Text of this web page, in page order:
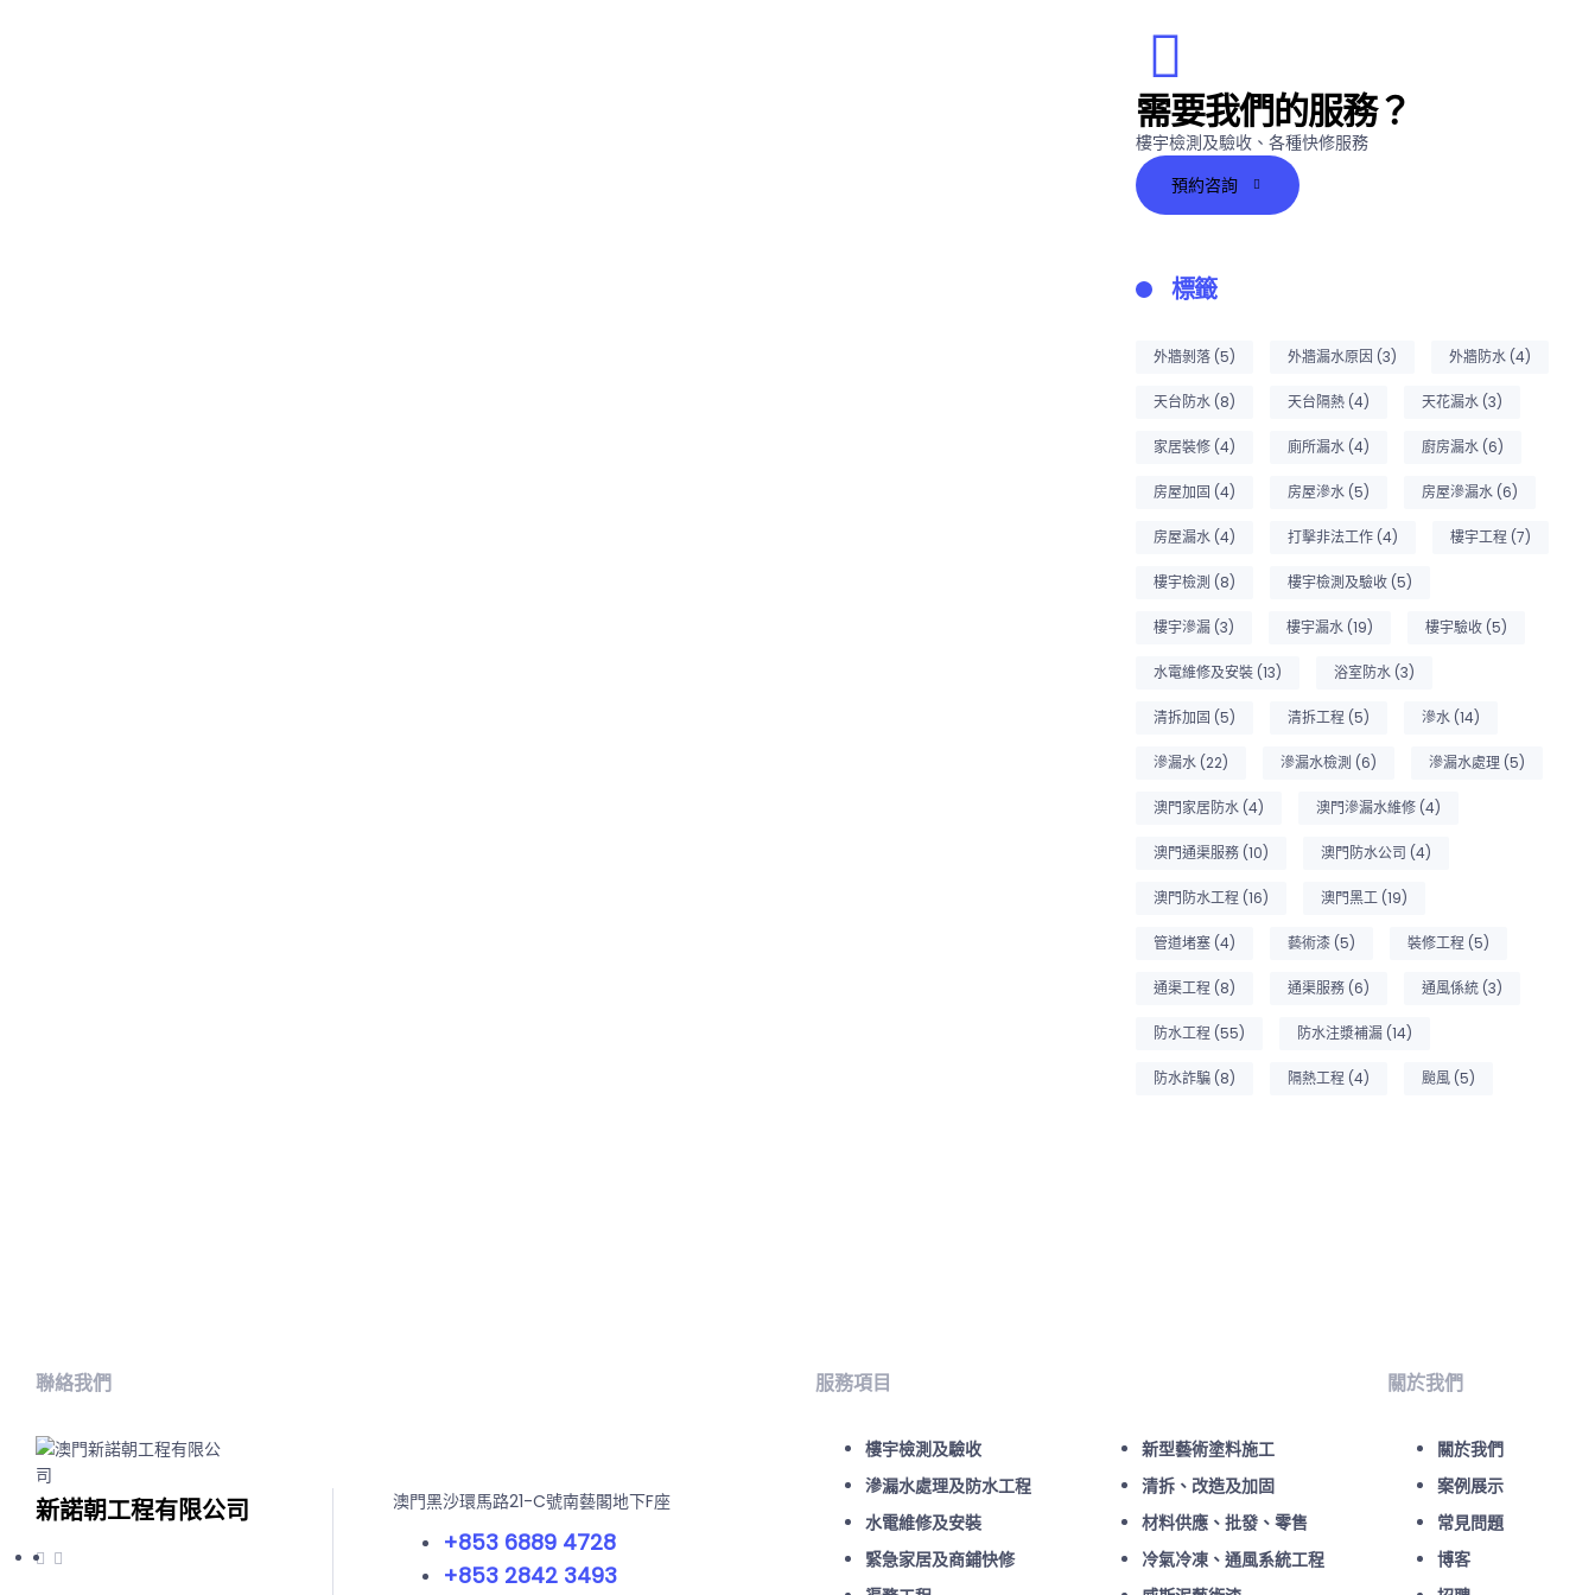
需要我們的服務？
樓宇檢測及驗收、各種快修服務
預約咨詢
標籤
外牆剝落 (5) 外牆漏水原因 (3) 外牆防水 (4)
天台防水 (8) 天台隔熱 (4) 天花漏水 (3)
家居裝修 (4) 廁所漏水 (4) 廚房漏水 (6)
房屋加固 (4) 房屋滲水 (5) 房屋滲漏水 (6)
房屋漏水 (4) 打擊非法工作 (4) 樓宇工程 (7)
樓宇檢測 (8) 樓宇檢測及驗收 (5)
樓宇滲漏 (3) 樓宇漏水 (19) 樓宇驗收 (5)
水電維修及安裝 (13) 浴室防水 (3)
清拆加固 (5) 清拆工程 (5) 滲水 (14)
滲漏水 (22) 滲漏水檢測 (6) 滲漏水處理 (5)
澳門家居防水 (4) 澳門滲漏水維修 (4)
澳門通渠服務 (10) 澳門防水公司 (4)
澳門防水工程 (16) 澳門黑工 (19)
管道堵塞 (4) 藝術漆 (5) 裝修工程 (5)
通渠工程 (8) 通渠服務 (6) 通風係統 (3)
防水工程 (55) 防水注漿補漏 (14)
防水詐騙 (8) 隔熱工程 (4) 颱風 (5)
聯絡我們
新諾朝工程有限公司 澳門黑沙環馬路21-C號南藝閣地下F座
+853 6889 4728
+853 2842 3493
服務項目
樓宇檢測及驗收
滲漏水處理及防水工程
水電維修及安裝
緊急家居及商鋪快修
新型藝術塗料施工
清拆、改造及加固
材料供應、批發、零售
冷氣冷凍、通風系統工程
關於我們
關於我們
案例展示
常見問題
博客